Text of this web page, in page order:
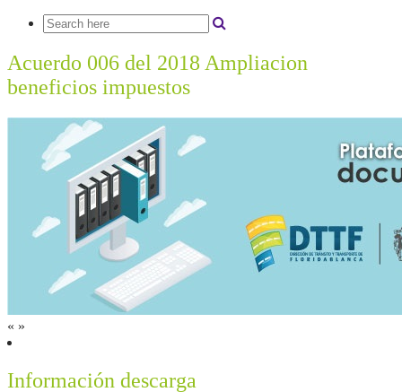
Acuerdo 006 del 2018 Ampliacion
beneficios impuestos
« »
Información descarga